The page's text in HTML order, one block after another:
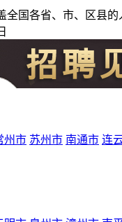
全国各省、市、区县
州市 苏州市 南通市 连